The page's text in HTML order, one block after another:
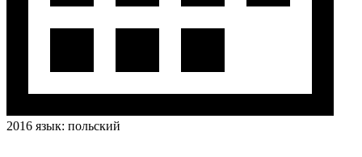
2016 язык: польский